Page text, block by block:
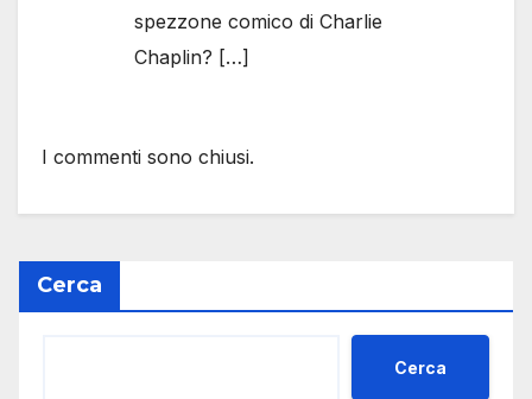
spezzone comico di Charlie
Chaplin? […]
I commenti sono chiusi.
Cerca
Cerca